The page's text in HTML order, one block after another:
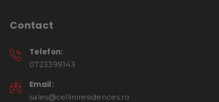
Contact
Telefon:
0723399143
Email:
sales@celliniresidences.ro